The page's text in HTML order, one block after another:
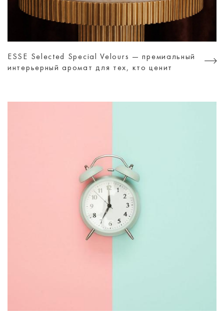
ESSE Selected Special Velours — премиальный
интерьерный аромат для тех, кто ценит